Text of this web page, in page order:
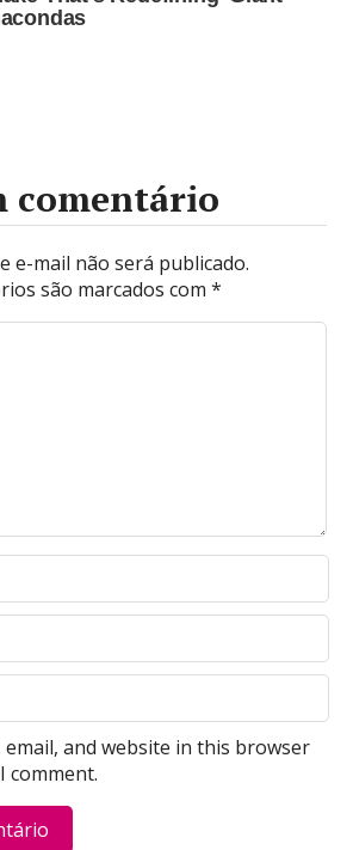
comentário
e-mail não será publicado.
são marcados com*
email, and website in this browser
comment.